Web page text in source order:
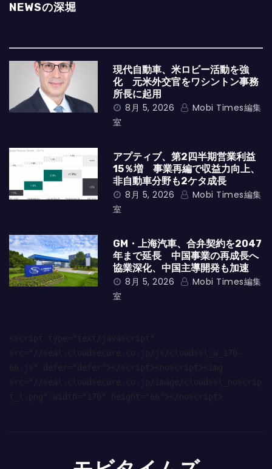
NEWSの深堀
現代自動車、米ロビー活動を強
化 元米外交官をワシントン事務
所長に起用
8月 5, 2026
Mobi Times編集
室
アプティブ、第2四半期営業利益
15％増 事業再編で収益力向上、
非自動車分野も2ケタ成長
8月 5, 2026
Mobi Times編集
室
GM・上海汽車、合弁契約を2047
年まで延長 中国事業の再成長へ
協業深化、中国主導開発も加速
8月 5, 2026
Mobi Times編集
室